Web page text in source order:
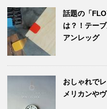
話題の「
は？！テー
アンレッグ
おしゃれで
メリカンや